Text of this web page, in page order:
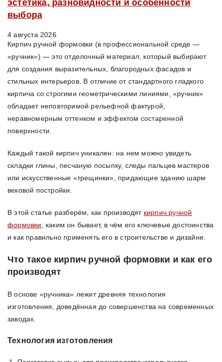
эстетика, разновидности и особенности
выбора
4 августа 2026
Кирпич ручной формовки (в профессиональной среде —
«ручник») — это отделочный материал, который выбирают
для создания выразительных, благородных фасадов и
стильных интерьеров. В отличие от стандартного гладкого
кирпича со строгими геометрическими линиями, «ручник»
обладает неповторимой рельефной фактурой,
неравномерным оттенком и эффектом состаренной
поверхности.
Каждый такой кирпич уникален: на нем можно увидеть
складки глины, песчаную посыпку, следы пальцев мастеров
или искусственные «трещинки», придающие зданию шарм
вековой постройки.
В этой статье разберём, как производят кирпич ручной
формовки
, каким он бывает, в чём его ключевые достоинства
и как правильно применять его в строительстве и дизайне.
Что такое кирпич ручной формовки и как его
производят
В основе «ручника» лежит древняя технология
изготовления, доведённая до совершенства на современных
заводах.
Технология изготовления